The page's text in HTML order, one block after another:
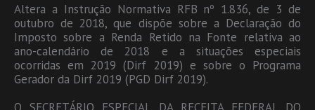
Altera a Instrução Normativa RFB nº 1.836, de 3 de
outubro de 2018, que dispõe sobre a Declaração do
Imposto sobre a Renda Retido na Fonte relativa ao
ano-calendário de 2018 e a situações especiais
ocorridas em 2019 (Dirf 2019) e sobre o Programa
Gerador da Dirf 2019 (PGD Dirf 2019).